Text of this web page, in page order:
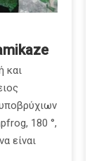
και
180 °,
είναι